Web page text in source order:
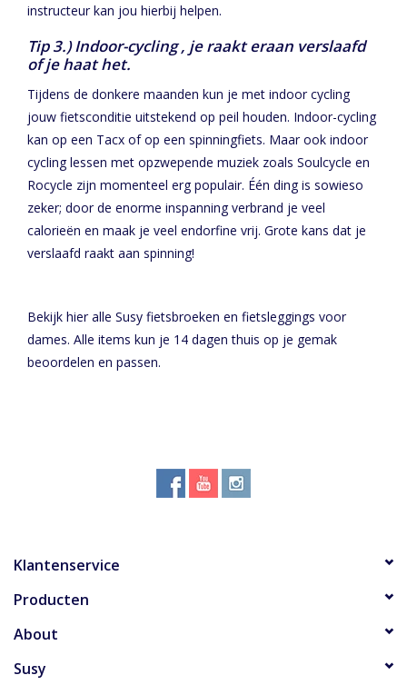
instructeur kan jou hierbij helpen.
Tip 3.) Indoor-cycling , je raakt eraan verslaafd
of je haat het.
Tijdens de donkere maanden kun je met indoor cycling
jouw fietsconditie uitstekend op peil houden. Indoor-cycling
kan op een Tacx of op een spinningfiets. Maar ook indoor
cycling lessen met opzwepende muziek zoals Soulcycle en
Rocycle zijn momenteel erg populair. Één ding is sowieso
zeker; door de enorme inspanning verbrand je veel
calorieën en maak je veel endorfine vrij. Grote kans dat je
verslaafd raakt aan spinning!
Bekijk hier alle Susy fietsbroeken en fietsleggings voor
dames. Alle items kun je 14 dagen thuis op je gemak
beoordelen en passen.
Klantenservice
Producten
About
Susy